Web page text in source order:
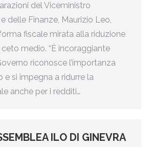
del Viceministro
delle Finanze, Maurizio Leo,
fiscale mirata alla riduzione
medio. “È incoraggiante
riconosce l’importanza
e si impegna a ridurre la
anche per i redditi…
ILO DI GINEVRA